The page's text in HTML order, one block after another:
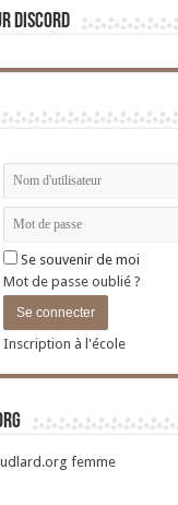
Discord
Se souvenir de moi
Mot de passe oublié ?
Inscription à l'école
femme